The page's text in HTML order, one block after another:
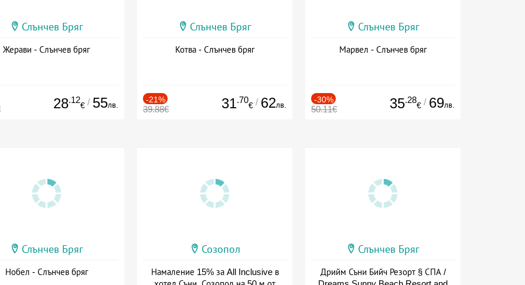
Слънчев Бряг
Жерави - Слънчев бряг
28.12
€ / 55лв.
Слънчев Бряг
Котва - Слънчев бряг
-21%
39.88€ 31.70
€ / 62лв.
Слънчев Бряг
Марвел - Слънчев бряг
-30%
50.11€ 35.28
€ / 69лв.
Слънчев Бряг
Нобел - Слънчев бряг
Созопол
Намаление 15% за All Inclusive в
Слънчев Бряг
Дрийм Съни Бийч Резорт § СПА /